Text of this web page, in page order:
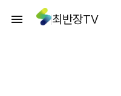
최반장TV